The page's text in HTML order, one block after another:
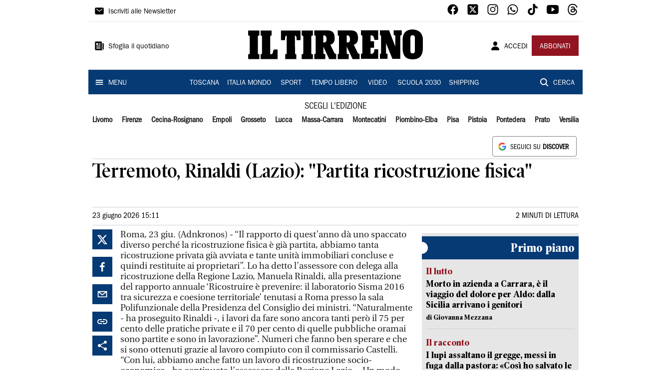
Il
Iscriviti alle Newsletter
Sfoglia il quotidiano ACCEDI ABBONATI
MENU TOSCANA ITALIA MONDO SPORT TEMPO LIBERO VIDEO SCUOLA 2030 SHIPPING CERCA
SCEGLI L'EDIZIONE
Livorno Firenze Cecina-Rosignano Empoli Grosseto Lucca Massa-Carrara Montecatini Piombino-Elba Pisa Pistoia Pontedera Prato Versilia
SEGUICI SU DISCOVER
Terremoto, Rinaldi (Lazio): "Partita ricostruzione fisica"
23 giugno 2026 15:11 2 MINUTI DI LETTURA
Roma, 23 giu. (Adnkronos) - “Il rapporto di quest’anno dà uno spaccato
diverso perché la ricostruzione fisica è già partita, abbiamo tanta
ricostruzione privata già avviata e tante unità immobiliari concluse e
quindi restituite ai proprietari”. Lo ha detto l’assessore con delega alla
ricostruzione della Regione Lazio, Manuela Rinaldi, alla presentazione
del rapporto annuale ‘Ricostruire è prevenire: il laboratorio Sisma 2016
tra sicurezza e coesione territoriale’ tenutasi a Roma presso la sala
Polifunzionale della Presidenza del Consiglio dei ministri. “Naturalmente
- ha proseguito Rinaldi -, i lavori da fare sono ancora tanti però il 75 per
cento delle pratiche private e il 70 per cento di quelle pubbliche oramai
sono partite e sono in lavorazione”. Numeri che fanno ben sperare e che
si sono ottenuti grazie al lavoro compiuto con il commissario Castelli.
“Con lui, abbiamo anche fatto un lavoro di ricostruzione socio-
Primo piano
Il lutto
Morto in azienda a Carrara, è il
viaggio del dolore per Aldo: dalla
Sicilia arrivano i genitori
di Giovanna Mezzana
Il racconto
I lupi assaltano il gregge, messi in
fuga dalla pastora: «Così ho salvato le